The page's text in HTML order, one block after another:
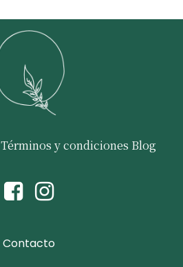
Términos y condiciones Blog
Contacto